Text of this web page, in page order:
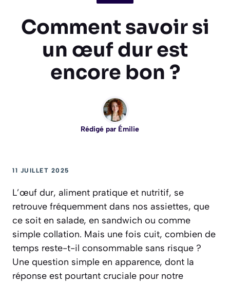
Comment savoir si
un œuf dur est
encore bon ?
Rédigé par Émilie
11 JUILLET 2025
L’œuf dur, aliment pratique et nutritif, se
retrouve fréquemment dans nos assiettes, que
ce soit en salade, en sandwich ou comme
simple collation. Mais une fois cuit, combien de
temps reste-t-il consommable sans risque ?
Une question simple en apparence, dont la
réponse est pourtant cruciale pour notre